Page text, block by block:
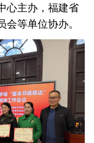
心主办，福建省
等单位协办。